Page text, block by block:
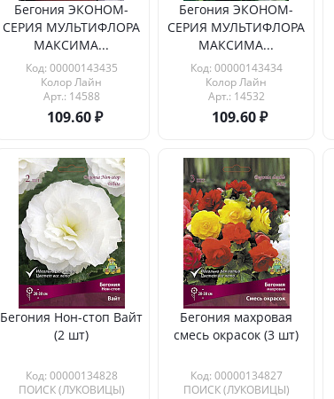
Бегония ЭКОНОМ-
СЕРИЯ МУЛЬТИФЛОРА
МАКСИМА...
Код: 00000143435
Колор Лайн
Арт.: 14588
109.60
Бегония ЭКОНОМ-
СЕРИЯ МУЛЬТИФЛОРА
МАКСИМА...
Код: 00000143434
Колор Лайн
Арт.: 14532
109.60
Бегония Нон-стоп Вайт
(2 шт)
Код: 00000134828
ПОИСК (ЛУКОВИЦЫ)
Бегония махровая
смесь окрасок (3 шт)
Код: 00000134827
ПОИСК (ЛУКОВИЦЫ)